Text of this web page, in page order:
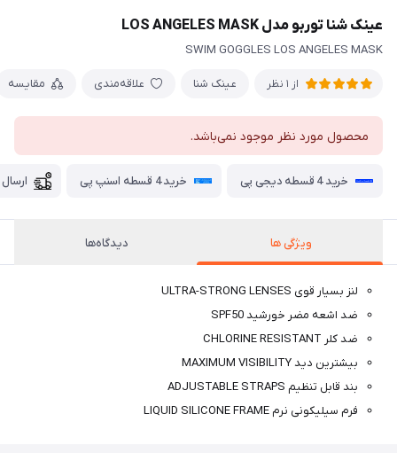
عینک شنا توربو مدل LOS ANGELES MASK
SWIM GOGGLES LOS ANGELES MASK
از 1 نظر عینک شنا علاقه‌مندی مقایسه
محصول مورد نظر موجود نمی‌باشد.
خرید 4 قسطه دیجی پی خرید 4 قسطه اسنپ پی
ویژگی ها دیدگاه‌ها
لنز بسیار قوی ULTRA-STRONG LENSES
ضد اشعه مضر خورشید SPF50
ضد کلر CHLORINE RESISTANT
بیشترین دید MAXIMUM VISIBILITY
بند قابل تنظیم ADJUSTABLE STRAPS
فرم سیلیکونی نرم LIQUID SILICONE FRAME